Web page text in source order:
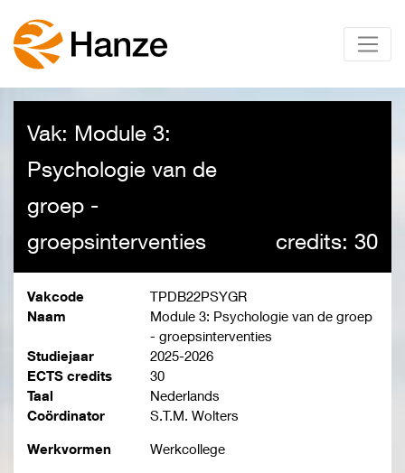
Vak: Module 3:
Psychologie van de
groep -
groepsinterventies
credits: 30
Vakcode
TPDB22PSYGR
Naam
Module 3: Psychologie van de groep
- groepsinterventies
Studiejaar
2025-2026
ECTS credits
30
Taal
Nederlands
Coördinator
S.T.M. Wolters
Werkvormen Werkcollege